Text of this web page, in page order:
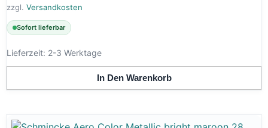
zzgl. Versandkosten
Sofort lieferbar
Lieferzeit: 2-3 Werktage
In Den Warenkorb